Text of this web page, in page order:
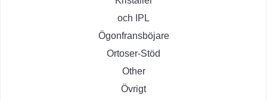
och IPL
Ögonfransböjare
Ortoser-Stöd
Other
Övrigt